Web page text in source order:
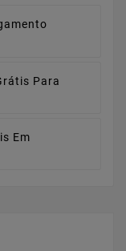
Para
Em